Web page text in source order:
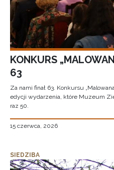
KONKURS
63
Za nami finał 63. Konkursu
edycji wydarzenia, które Muzeum
raz 50.
15 czerwca, 2026
SIEDZIBA